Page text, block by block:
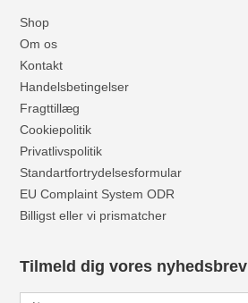
Shop
Om os
Kontakt
Handelsbetingelser
Fragttillæg
Cookiepolitik
Privatlivspolitik
Standartfortrydelsesformular
EU Complaint System ODR
Billigst eller vi prismatcher
Tilmeld dig vores nyhedsbrev